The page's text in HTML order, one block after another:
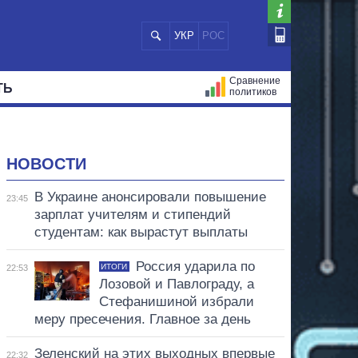
УКР РОС
Сравнение
политиков
НОВОСТИ
23:45
В Украине анонсировали повышение
зарплат учителям и стипендий
студентам: как вырастут выплаты
22:53 ИТОГИ
Россия ударила по
Лозовой и Павлограду, а
Стефанишиной избрали
меру пресечения. Главное за день
22:32
Зеленский на этих выходных впервые